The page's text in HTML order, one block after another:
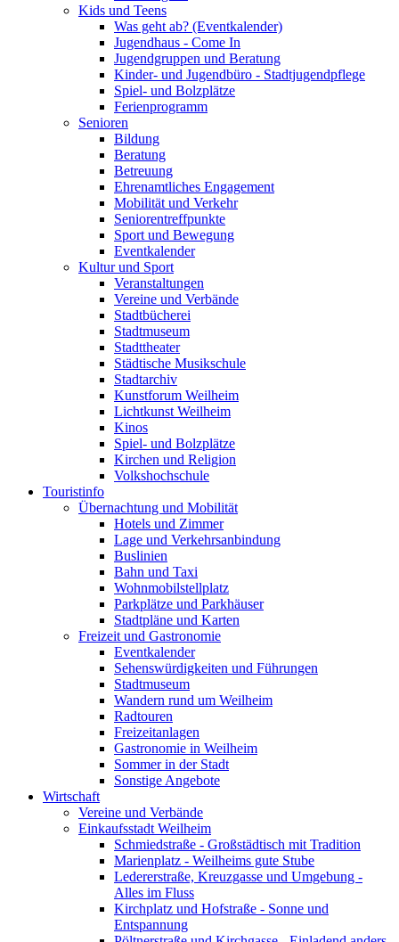
Kids und Teens
Was geht ab? (Eventkalender)
Jugendhaus - Come In
Jugendgruppen und Beratung
Kinder- und Jugendbüro - Stadtjugendpflege
Spiel- und Bolzplätze
Ferienprogramm
Senioren
Bildung
Beratung
Betreuung
Ehrenamtliches Engagement
Mobilität und Verkehr
Seniorentreffpunkte
Sport und Bewegung
Eventkalender
Kultur und Sport
Veranstaltungen
Vereine und Verbände
Stadtbücherei
Stadtmuseum
Stadttheater
Städtische Musikschule
Stadtarchiv
Kunstforum Weilheim
Lichtkunst Weilheim
Kinos
Spiel- und Bolzplätze
Kirchen und Religion
Volkshochschule
Touristinfo
Übernachtung und Mobilität
Hotels und Zimmer
Lage und Verkehrsanbindung
Buslinien
Bahn und Taxi
Wohnmobilstellplatz
Parkplätze und Parkhäuser
Stadtpläne und Karten
Freizeit und Gastronomie
Eventkalender
Sehenswürdigkeiten und Führungen
Stadtmuseum
Wandern rund um Weilheim
Radtouren
Freizeitanlagen
Gastronomie in Weilheim
Sommer in der Stadt
Sonstige Angebote
Wirtschaft
Vereine und Verbände
Einkaufsstadt Weilheim
Schmiedstraße - Großstädtisch mit Tradition
Marienplatz - Weilheims gute Stube
Ledererstraße, Kreuzgasse und Umgebung -
Alles im Fluss
Kirchplatz und Hofstraße - Sonne und
Entspannung